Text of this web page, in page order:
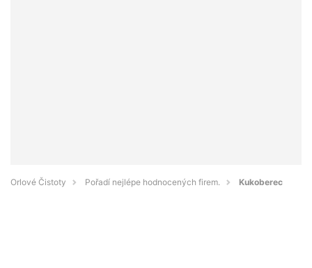
Orlové Čistoty Pořadí nejlépe hodnocených firem. Kukoberec